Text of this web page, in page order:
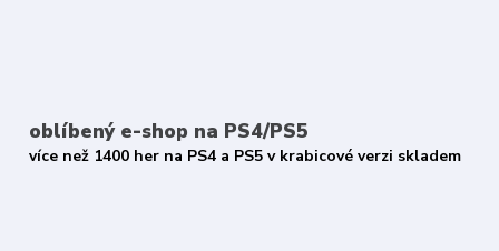
oblíbený e-shop na PS4/PS5
více než 1400 her na PS4 a PS5 v krabicové verzi skladem